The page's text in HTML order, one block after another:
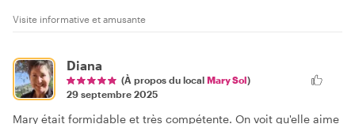
Visite informative et amusante
Diana
(À propos du local Mary Sol)
29 septembre 2025
Mary était formidable et très compétente. On voit qu'elle aime